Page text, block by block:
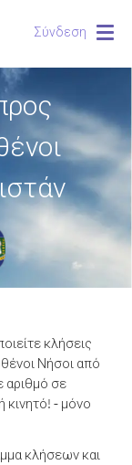
Σύνδεση
κλήσεις
Νήσοι από
αριθμό σε
κινητό! - μόνο
κλήσεων και